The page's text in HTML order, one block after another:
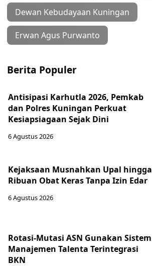
Dewan Kebudayaan Kuningan
Erwan Agus Purwanto
Berita Populer
Antisipasi Karhutla 2026, Pemkab
dan Polres Kuningan Perkuat
Kesiapsiagaan Sejak Dini
6 Agustus 2026
Kejaksaan Musnahkan Upal hingga
Ribuan Obat Keras Tanpa Izin Edar
6 Agustus 2026
Rotasi-Mutasi ASN Gunakan Sistem
Manajemen Talenta Terintegrasi
BKN